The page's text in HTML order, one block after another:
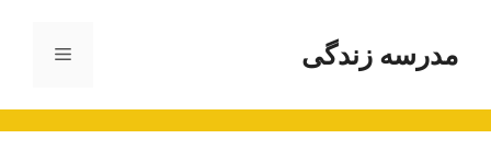
محتوامدرسه زندگی فهرست